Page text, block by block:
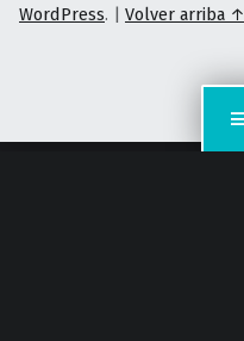
WordPress. | Volver arriba ↑